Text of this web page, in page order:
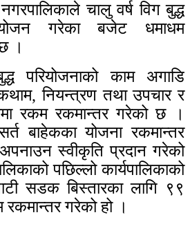
चालु वर्ष विग बुद्ध
गरेका बजेट धमाधम
।
परियोजनाको काम अगाडि
नियन्त्रण तथा उपचार र
रकम रकमान्तर गरेको छ ।
बाहेकका योजना रकमान्तर
अपनाउन स्वीकृति प्रदान गरेको
पछिल्लो कार्यपालिकाको
सडक बिस्तारका लागि ९९
गरेको हो ।